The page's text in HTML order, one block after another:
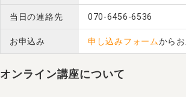
当日の連絡先 070-6456-6536
お申込み 申し込みフォームからお
オンライン講座について